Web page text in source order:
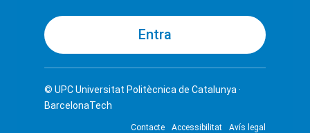
© UPCUniversitat Politècnica de Catalunya ·
BarcelonaTech
Contacte Accessibilitat Avís legal